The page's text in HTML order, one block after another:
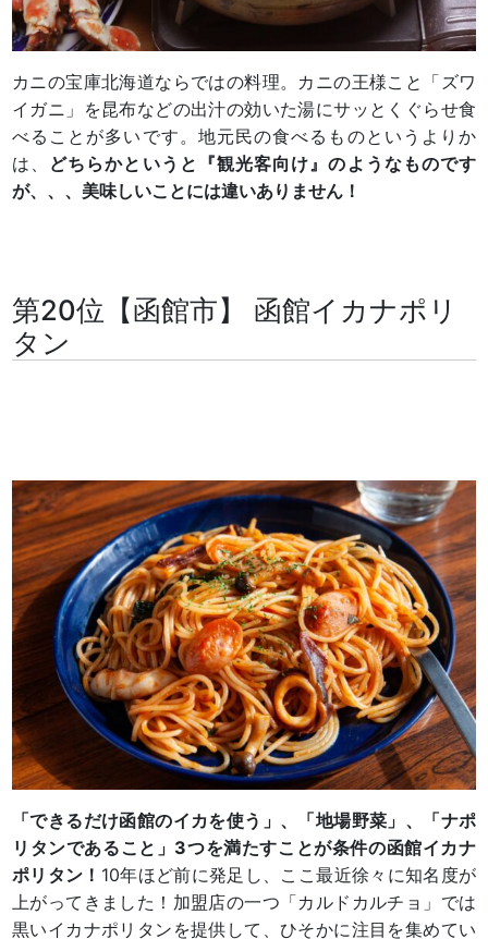
カニの宝庫北海道ならではの料理。カニの王様こと「ズワ
イガニ」を昆布などの出汁の効いた湯にサッとくぐらせ食
べることが多いです。地元民の食べるものというよりか
は、 どちらかというと『観光客向け』のようなものです
が、、、美味しいことには違いありません！
第20位【函館市】 函館イカナポリ
タン
「できるだけ函館のイカを使う」、「地場野菜」、「ナポ
リタンであること」3つを満たすことが条件の函館イカナ
ポリタン！ 10年ほど前に発足し、ここ最近徐々に知名度が
上がってきました！加盟店の一つ「カルドカルチョ」では
黒いイカナポリタンを提供して、ひそかに注目を集めてい